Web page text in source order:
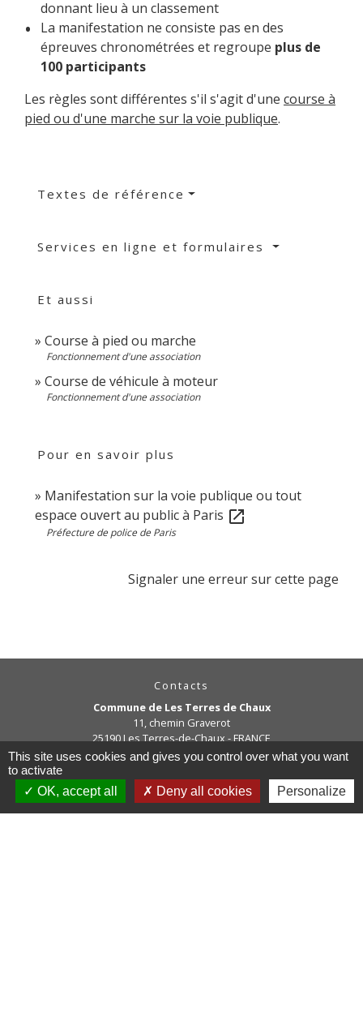
donnant lieu à un classement
La manifestation ne consiste pas en des
épreuves chronométrées et regroupe plus de
100 participants
Les règles sont différentes s'il s'agit d'une course à
pied ou d'une marche sur la voie publique.
Textes de référence
Services en ligne et formulaires
Et aussi
Course à pied ou marche
Fonctionnement d'une association
Course de véhicule à moteur
Fonctionnement d'une association
Pour en savoir plus
Manifestation sur la voie publique ou tout
espace ouvert au public à Paris open_in_new
Préfecture de police de Paris
Signaler une erreur sur cette page
Contacts
Commune de Les Terres de Chaux
11, chemin Graverot
25190 Les Terres-de-Chaux - FRANCE
+33 3 81 94 14 85
Contact par formulaire
This site uses cookies and gives you control over what you want
to activate
OK, accept all
Deny all cookies Personalize